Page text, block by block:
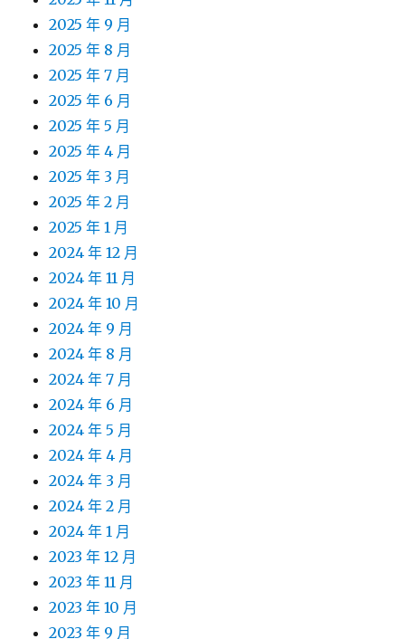
2025 年 9 月
2025 年 8 月
2025 年 7 月
2025 年 6 月
2025 年 5 月
2025 年 4 月
2025 年 3 月
2025 年 2 月
2025 年 1 月
2024 年 12 月
2024 年 11 月
2024 年 10 月
2024 年 9 月
2024 年 8 月
2024 年 7 月
2024 年 6 月
2024 年 5 月
2024 年 4 月
2024 年 3 月
2024 年 2 月
2024 年 1 月
2023 年 12 月
2023 年 11 月
2023 年 10 月
2023 年 9 月